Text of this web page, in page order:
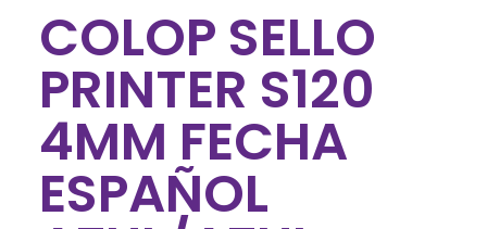
COLOP SELLO
PRINTER S120
4MM FECHA
ESPAÑOL